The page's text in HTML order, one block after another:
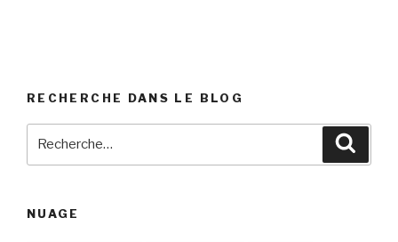
RECHERCHE DANS LE BLOG
NUAGE